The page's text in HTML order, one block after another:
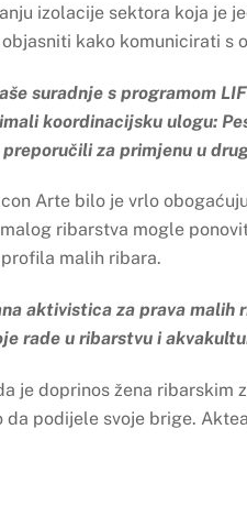
izolacije sektora koja je
kako komunicirati s
suradnje s programom
koordinacijsku ulogu:
za primjenu u
Arte bilo je vrlo
ribarstva mogle
malih ribara.
aktivistica za prava malih
rade u ribarstvu i
je doprinos žena ribarskim
da podijele svoje brige.